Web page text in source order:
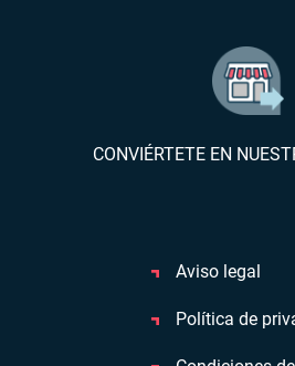
CONVIÉRTETE EN
Aviso legal
Política de